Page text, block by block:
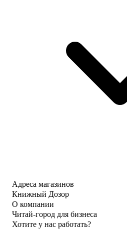
Адреса магазинов
Книжный Дозор
О компании
Читай-город для бизнеса
Хотите у нас работать?